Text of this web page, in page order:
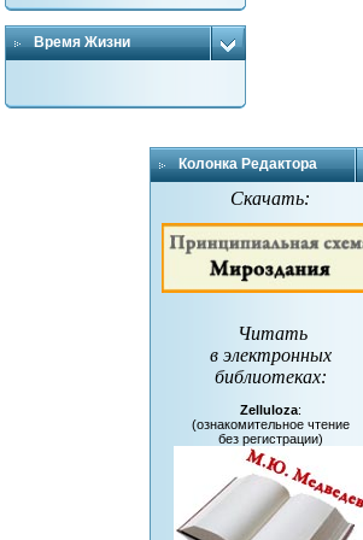
Время Жизни
Колонка Редактора
Скачать:
Читать
в электронных
библиотеках:
Zelluloza:
(ознакомительное чтение
без регистрации)